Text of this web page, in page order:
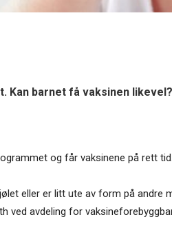
Kan barnet få vaksinen
og får vaksinene på rett
eller er litt ute av form på andre
ved avdeling for